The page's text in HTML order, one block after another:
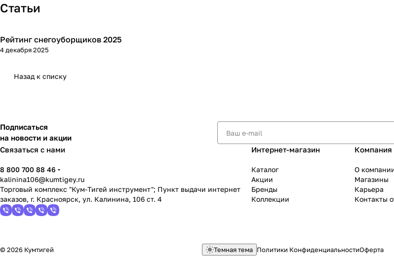
Статьи
Зимняя
Рейтинг снегоуборщиков 2025
4 декабря 2025
Назад к списку
Подписаться
на новости и акции
Связаться с нами
8 800 700 88 46
kalinina106@kumtigey.ru
Торговый комплекс "Кум-Тигей инструмент"; Пункт выдачи интернет
заказов, г. Красноярск, ул. Калинина, 106 ст. 4
Интернет-магазин
Каталог
Акции
Бренды
Коллекции
Компания
О
Магазины
Карьера
Контакты
© 2026 Кумтигей Темная тема Политики КонфиденциальностиОферта